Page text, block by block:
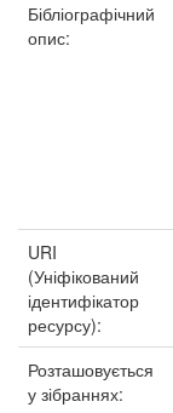
Бібліографічний
опис:
URI
(Уніфікований
ідентифікатор
ресурсу):
Розташовується
у зібраннях: